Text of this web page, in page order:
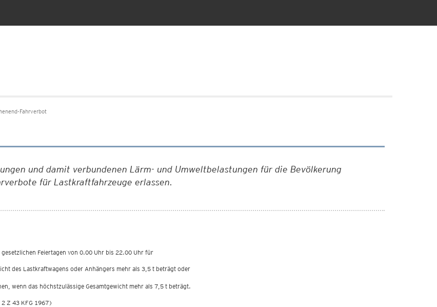
Fahrverbot
und damit verbundenen Lärm- und Umweltbelastungen für die Bevölkerung
für Lastkraftfahrzeuge erlassen.
und gesetzlichen Feiertagen von 0.00 Uhr bis 22.00 Uhr für
des Lastkraftwagens oder Anhängers mehr als 3,5 t beträgt oder
wenn das höchstzulässige Gesamtgewicht mehr als 7,5 t beträgt.
Z 43 KFG 1967)